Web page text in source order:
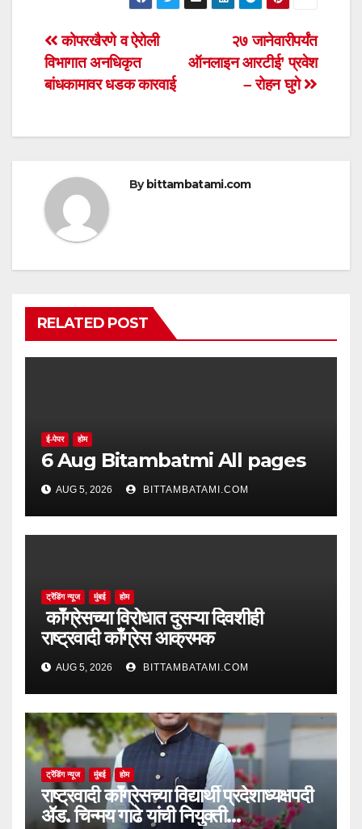
s
A
p
e
b
o
k
tt
er
ail ar
Post
navigation
२७ जानेवारीपर्यंत
ऑनलाइन आरटीई’ प्रवेश
– रोहन घुगे
कोपरखैरणे व ऐरोली
विभागात अनधिकृत
बांधकामावर धडक कारवाई
Bybittambatami.com
RELATED POST
ई-पेपर होम
6 Aug Bitambatmi All pages
AUG 5, 2026 BITTAMBATAMI.COM
ट्रेंडिंग न्यूज मुंबई होम
काँग्रेसच्या विरोधात दुसऱ्या दिवशीही
राष्ट्रवादी काँग्रेस आक्रमक
AUG 5, 2026 BITTAMBATAMI.COM
ट्रेंडिंग न्यूज मुंबई होम
राष्ट्रवादी काँग्रेसच्या विद्यार्थी प्रदेशाध्यक्षपदी
ॲड. चिन्मय गाढे यांची नियुक्ती…